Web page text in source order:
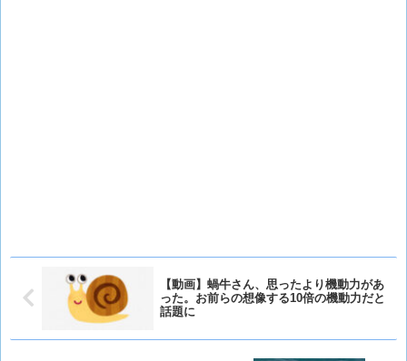
【動画】蝸牛さん、思ったより機動力があ
った。お前らの想像する10倍の機動力だと
話題に